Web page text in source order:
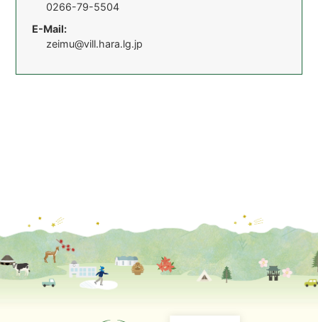
0266-79-5504
E-Mail:
zeimu@vill.hara.lg.jp